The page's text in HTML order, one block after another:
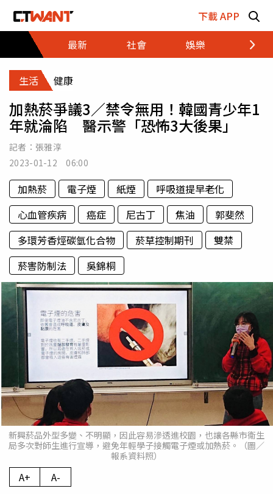
下載 APP
最新
社會 娛樂 財經
生活 健康
加熱菸爭議3／禁令無用！韓國青少年1
年就淪陷 醫示警「恐怖3大後果」
記者： 張雅淳
2023-01-12 06:00
加熱菸 電子煙 紙煙
呼吸道提早老化
心血管疾病
癌症 尼古丁 焦油
郭斐然
多環芳香烴碳氫化合物
菸草控制期刊
雙禁
菸害防制法
吳錦桐
新興菸品外型多變、不明顯，因此容易滲透進校園，也讓各縣市衛生
局多次對師生進行宣導，避免年輕學子接觸電子煙或加熱菸。（圖／
報系資料照）
A+ A-